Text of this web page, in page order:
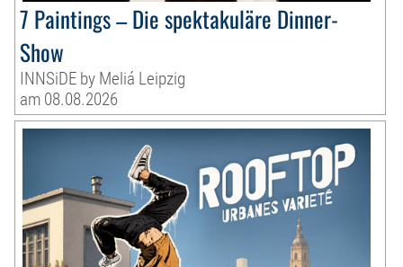
7 Paintings – Die spektakuläre Dinner-
Show
INNSiDE by Meliá Leipzig
am 08.08.2026